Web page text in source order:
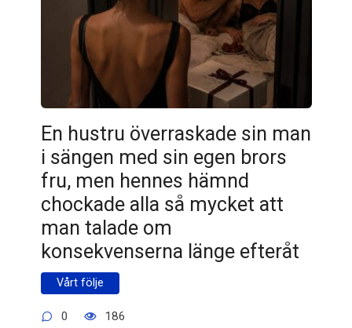
En hustru överraskade sin man
i sängen med sin egen brors
fru, men hennes hämnd
chockade alla så mycket att
man talade om
konsekvenserna länge efteråt
Vårt följe
0 186